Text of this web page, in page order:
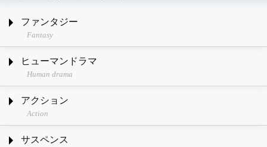
ファンタジー
Fantasy
ヒューマンドラマ
Human drama
アクション
Action
サスペンス